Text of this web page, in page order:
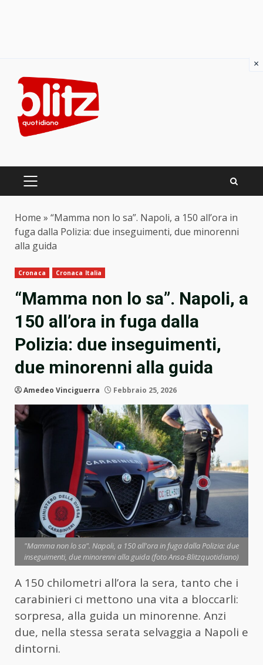
content
PRIMARY
Home » “Mamma non lo sa”. Napoli, a 150 all’ora in
fuga dalla Polizia: due inseguimenti, due minorenni
alla guida
Cronaca Cronaca Italia
“Mamma non lo sa”. Napoli, a
150 all’ora in fuga dalla
Polizia: due inseguimenti,
due minorenni alla guida
Amedeo Vinciguerra Febbraio 25, 2026
"Mamma non lo sa". Napoli, a 150 all'ora in fuga dalla Polizia: due
inseguimenti, due minorenni alla guida (foto Ansa-Blitzquotidiano)
A 150 chilometri all’ora la sera, tanto che i
carabinieri ci mettono una vita a bloccarli:
sorpresa, alla guida un minorenne. Anzi
due, nella stessa serata selvaggia a Napoli e
dintorni.
×